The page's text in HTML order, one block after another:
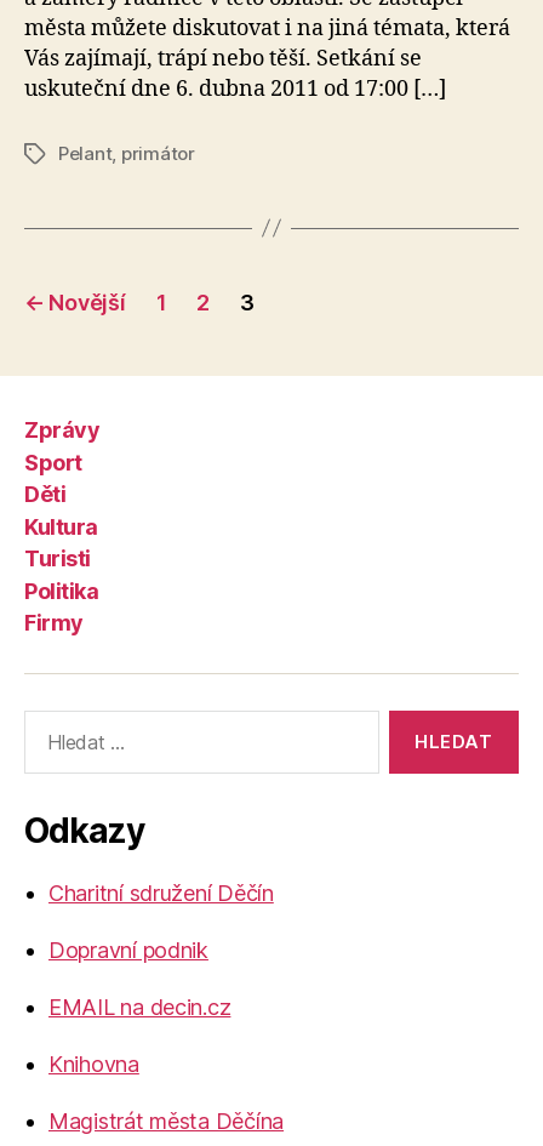
města můžete diskutovat i na jiná témata, která
Vás zajímají, trápí nebo těší. Setkání se
uskuteční dne 6. dubna 2011 od 17:00 […]
ŠtítkyPelant, primátor
Stránkování
← Novější 1 2 3
Zprávy
Sport
Děti
Kultura
Turisti
Politika
Firmy
vyhledávání:
Odkazy
Charitní sdružení Děčín
Dopravní podnik
EMAIL na decin.cz
Knihovna
Magistrát města Děčína